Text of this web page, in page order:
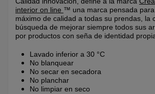
interior on line ™ una marca pensada
máximo de calidad a todas su prendas, la
búsqueda de mejorar siempre todos sus
por productos con seña de identidad
Lavado inferior a 30 °C
No blanquear
No secar en secadora
No planchar
No limpiar en seco